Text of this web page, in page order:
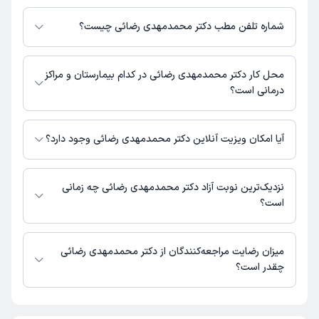
دکتر محمدمهدی رضائی 1 مطب فعال دارند. آدرس مطب‌های دکتر محمدمهدی
رضائی به شرح زیر است.
شماره تلفن مطب دکتر محمدمهدی رضائی چیست؟
مطب خیابان رجائی : 01134532222
محل کار دکتر محمدمهدی رضائی در کدام بیمارستان و مراکز
درمانی است؟
اطلاعاتی درباره محل فعالیت دکتر محمدمهدی رضائی در مراکز درمانی در دسترس
نیست.
آیا امکان ویزیت آنلاین دکتر محمدمهدی رضائی وجود دارد؟
در حال حاضر اطلاعاتی درباره ارائه ویزیت آنلاین توسط دکتر محمدمهدی رضائی
در دسترس نیست. برای دریافت اطلاعات دقیق‌تر، لطفاً با مطب تماس بگیرید.
نزدیک‌ترین نوبت آزاد دکتر محمدمهدی رضائی چه زمانی
است؟
دکتر محمدمهدی رضائی از روز دوشنبه 19 مرداد 1405 بیمار جدید می‌پذیرند.
میزان رضایت مراجعه‌کنندگان از دکتر محمدمهدی رضائی
چقدر است؟